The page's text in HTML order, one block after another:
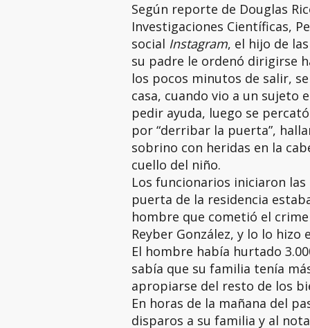
Según reporte de Douglas
Investigaciones Científicas,
social Instagram, el hijo de
su padre le ordenó dirigirse
los pocos minutos de salir,
casa, cuando vio a un sujeto
pedir ayuda, luego se
por “derribar la puerta”,
sobrino con heridas en la
cuello del niño.
Los funcionarios iniciaron
puerta de la residencia
hombre que cometió el
Reyber González, y lo lo
El hombre había hurtado
sabía que su familia tenía
apropiarse del resto de los
En horas de la mañana del
disparos a su familia y al